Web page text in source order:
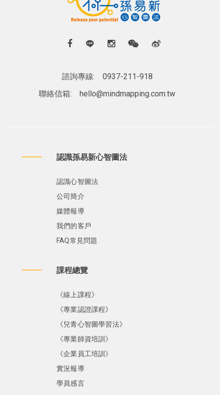
諮詢專線:
0937-211-918
聯絡信箱:
hello@mindmapping.com.tw
認識孫易新心智圖法
認識心智圖法
公司簡介
媒體報導
我們的客戶
FAQ常見問題
課程總覽
《線上課程》
《專業認證課程》
《兒青心智圖學習法》
《專業師資培訓》
《企業員工培訓》
實況報導
學員感言